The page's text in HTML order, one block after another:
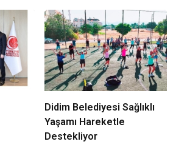
Didim Belediyesi Sağlıklı
Yaşamı Hareketle
Destekliyor